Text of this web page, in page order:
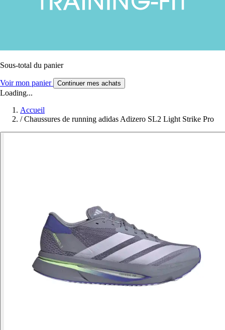
Sous-total du panier
Voir mon panier Continuer mes achats
Loading...
Accueil
/ Chaussures de running adidas Adizero SL2 Light Strike Pro